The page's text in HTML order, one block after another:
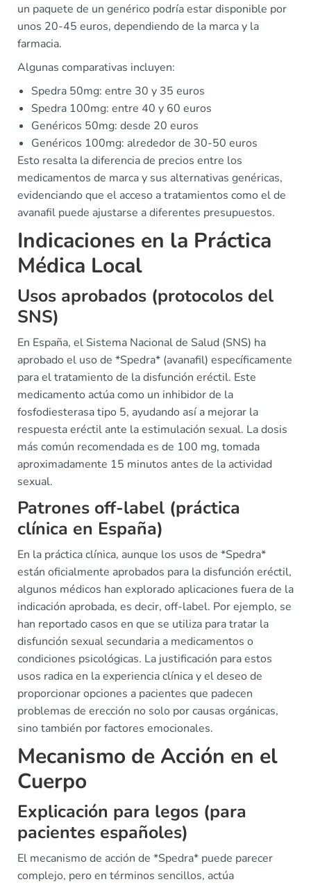
un paquete de un genérico podría estar disponible por
unos 20-45 euros, dependiendo de la marca y la
farmacia.
Algunas comparativas incluyen:
Spedra 50mg: entre 30 y 35 euros
Spedra 100mg: entre 40 y 60 euros
Genéricos 50mg: desde 20 euros
Genéricos 100mg: alrededor de 30-50 euros
Esto resalta la diferencia de precios entre los
medicamentos de marca y sus alternativas genéricas,
evidenciando que el acceso a tratamientos como el de
avanafil puede ajustarse a diferentes presupuestos.
Indicaciones en la Práctica
Médica Local
Usos aprobados (protocolos del
SNS)
En España, el Sistema Nacional de Salud (SNS) ha
aprobado el uso de *Spedra* (avanafil) específicamente
para el tratamiento de la disfunción eréctil. Este
medicamento actúa como un inhibidor de la
fosfodiesterasa tipo 5, ayudando así a mejorar la
respuesta eréctil ante la estimulación sexual. La dosis
más común recomendada es de 100 mg, tomada
aproximadamente 15 minutos antes de la actividad
sexual.
Patrones off-label (práctica
clínica en España)
En la práctica clínica, aunque los usos de *Spedra*
están oficialmente aprobados para la disfunción eréctil,
algunos médicos han explorado aplicaciones fuera de la
indicación aprobada, es decir, off-label. Por ejemplo, se
han reportado casos en que se utiliza para tratar la
disfunción sexual secundaria a medicamentos o
condiciones psicológicas. La justificación para estos
usos radica en la experiencia clínica y el deseo de
proporcionar opciones a pacientes que padecen
problemas de erección no solo por causas orgánicas,
sino también por factores emocionales.
Mecanismo de Acción en el
Cuerpo
Explicación para legos (para
pacientes españoles)
El mecanismo de acción de *Spedra* puede parecer
complejo, pero en términos sencillos, actúa